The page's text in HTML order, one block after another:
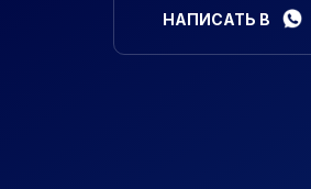
НАПИСАТЬ В